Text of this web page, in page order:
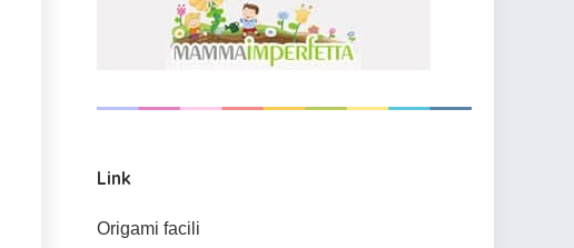
Link
Origami facili